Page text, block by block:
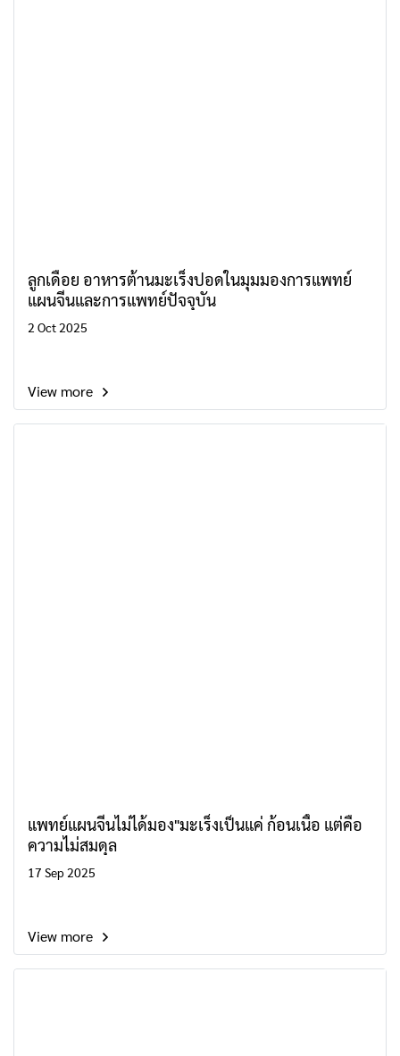
ลูกเดือย อาหารต้านมะเร็งปอดในมุมมองการแพทย์
แผนจีนและการแพทย์ปัจจุบัน
2 Oct 2025
View more
แพทย์แผนจีนไม่ได้มอง"มะเร็งเป็นแค่ ก้อนเนื้อ แต่คือ
ความไม่สมดุล
17 Sep 2025
View more